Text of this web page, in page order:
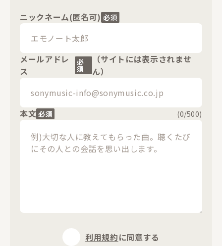
ニックネーム(匿名可) 必須
メールアドレ
ス
必
須
（サイトには表示されませ
ん）
本文 必須 (0/500)
利用規約に同意する